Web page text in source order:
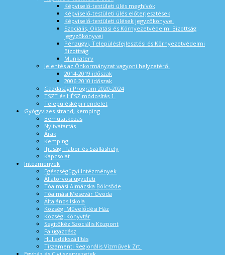
Képviselő-testületi ülés meghívók
Képviselő-testületi ülés előterjesztések
Képviselő-testületi ülések jegyzőkönyvei
Szociális, Oktatási és Környezetvédelmi Bizottság
jegyzőkönyvei
Pénzügyi, Településfejlesztési és Környezetvédelmi
Bizottság
Munkaterv
Jelentés az Önkormányzat vagyoni helyzetéről
2014-2019 időszak
2006-2010 időszak
Gazdasági Program 2020-2024
TSZT és HÉSZ módosítás 1.
Településképi rendelet
Gyógyvizes strand, kemping
Bemutatkozás
Nyitvatartás
Árak
Kemping
Ifjúsági Tábor és Szálláshely
Kapcsolat
Intézmények
Egészségügyi Intézmények
Állatorvosi ügyeleti
Tóalmási Almácska Bölcsőde
Tóalmási Mesevár Óvoda
Általános Iskola
Községi Művelődési Ház
Községi Könyvtár
Segítőkéz Szociális Központ
Falugazdász
Hulladékszállítás
Tiszamenti Regionális Vízművek Zrt.